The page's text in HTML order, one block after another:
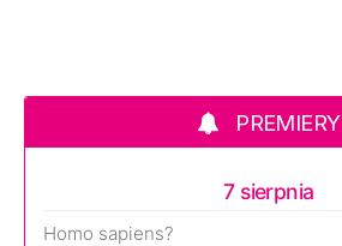
PREMIERY
7 sierpnia
Homo sapiens?